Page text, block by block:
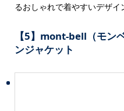
るおしゃれで着やすいデザイ
【5】mont-bell（モン
ンジャケット